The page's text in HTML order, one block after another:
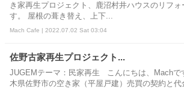
き家再生プロジェクト、鹿沼村井ハウスのリフ
す。 屋根の葺き替え、上下...
Mach Cafe | 2022.07.02 Sat 03:04
佐野古家再生プロジェクト...
JUGEMテーマ：民家再生 こんにちは、Mach
木県佐野市の空き家（平屋戸建）売買の契約と